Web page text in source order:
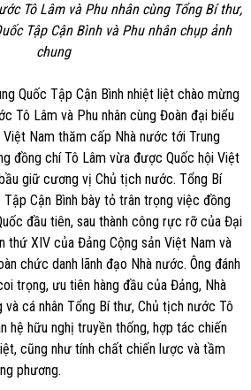
Tô Lâm và Phu nhân cùng Tổng Bí thư,
Tập Cận Bình và Phu nhân chụp ảnh
chung
Quốc Tập Cận Bình nhiệt liệt chào mừng
Tô Lâm và Phu nhân cùng Đoàn đại biểu
Nam thăm cấp Nhà nước tới Trung
đồng chí Tô Lâm vừa được Quốc hội Việt
giữ cương vị Chủ tịch nước. Tổng Bí
Cận Bình bày tỏ trân trọng việc đồng
đầu tiên, sau thành công rực rỡ của Đại
thứ XIV của Đảng Cộng sản Việt Nam và
chức danh lãnh đạo Nhà nước. Ông đánh
trọng, ưu tiên hàng đầu của Đảng, Nhà
cá nhân Tổng Bí thư, Chủ tịch nước Tô
hệ hữu nghị truyền thống, hợp tác chiến
cũng như tính chất chiến lược và tầm
phương.